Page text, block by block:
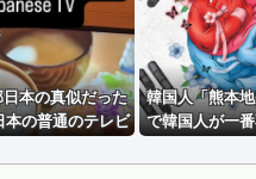
、ガチで逝く
のさすまた、限界突破ｗｗｗｗｗｗ
パ「妻と子供と海に来た」パシャ←
、こんなのが普通に走ってるｗｗｗ
のブランドいちご「いちごさん」の苗
本の真似だった
の普通のテレビ
いたと話題に
韓国人「熊本
で韓国人が一